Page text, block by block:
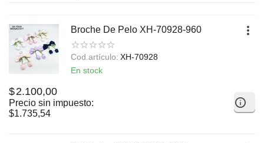
Broche De Pelo XH-70928-960
Cod.artículo: XH-70928
En stock
$2.100,00
Precio sin impuesto:
$1.735,54